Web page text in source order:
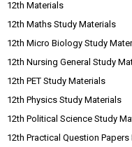
12th Materials
12th Maths Study Materials
12th Micro Biology Study
12th Nursing General Study
12th PET Study Materials
12th Physics Study Materials
12th Political Science Study
12th Practical Question